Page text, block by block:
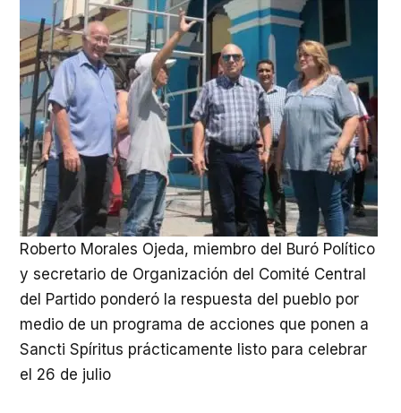
Roberto Morales Ojeda, miembro del Buró Político
y secretario de Organización del Comité Central
del Partido ponderó la respuesta del pueblo por
medio de un programa de acciones que ponen a
Sancti Spíritus prácticamente listo para celebrar
el 26 de julio